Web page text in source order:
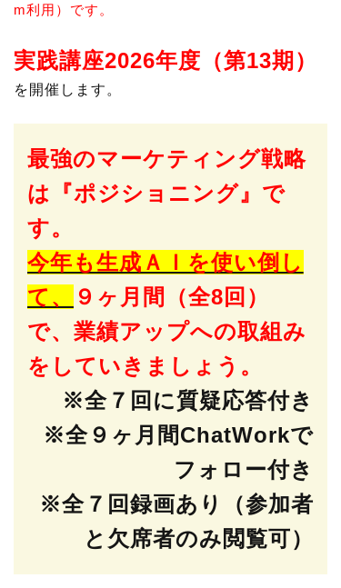
m利用）です。
実践講座2026年度（第13期）
を開催します。
最強のマーケティング戦略
は『ポジショニング』で
す。
今年も生成ＡＩを使い倒し
て、
９ヶ月間（全8回）
で、業績アップへの取組み
をしていきましょう。
※全７回に質疑応答付き
※全９ヶ月間ChatWorkで
フォロー付き
※全７回録画あり（参加者
と欠席者のみ閲覧可）